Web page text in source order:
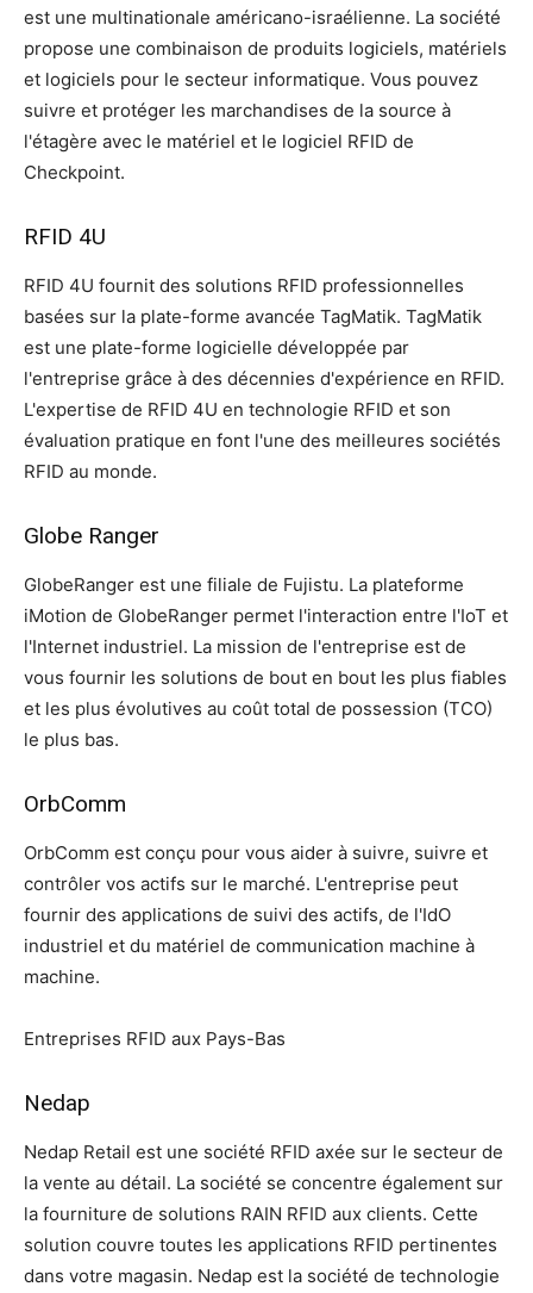
est une multinationale américano-israélienne. La société
propose une combinaison de produits logiciels, matériels
et logiciels pour le secteur informatique. Vous pouvez
suivre et protéger les marchandises de la source à
l'étagère avec le matériel et le logiciel RFID de
Checkpoint.
RFID 4U
RFID 4U fournit des solutions RFID professionnelles
basées sur la plate-forme avancée TagMatik. TagMatik
est une plate-forme logicielle développée par
l'entreprise grâce à des décennies d'expérience en RFID.
L'expertise de RFID 4U en technologie RFID et son
évaluation pratique en font l'une des meilleures sociétés
RFID au monde.
Globe Ranger
GlobeRanger est une filiale de Fujistu. La plateforme
iMotion de GlobeRanger permet l'interaction entre l'IoT et
l'Internet industriel. La mission de l'entreprise est de
vous fournir les solutions de bout en bout les plus fiables
et les plus évolutives au coût total de possession (TCO)
le plus bas.
OrbComm
OrbComm est conçu pour vous aider à suivre, suivre et
contrôler vos actifs sur le marché. L'entreprise peut
fournir des applications de suivi des actifs, de l'IdO
industriel et du matériel de communication machine à
machine.
Entreprises RFID aux Pays-Bas
Nedap
Nedap Retail est une société RFID axée sur le secteur de
la vente au détail. La société se concentre également sur
la fourniture de solutions RAIN RFID aux clients. Cette
solution couvre toutes les applications RFID pertinentes
dans votre magasin. Nedap est la société de technologie